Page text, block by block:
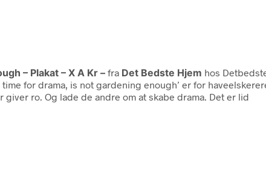
– Plakat – X A Kr – fra Det Bedste Hjem hos
time for drama, is not gardening enough’ er for
ro. Og lade de andre om at skabe drama. Det er lid